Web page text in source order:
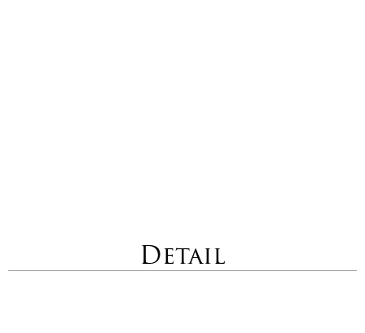
Detail